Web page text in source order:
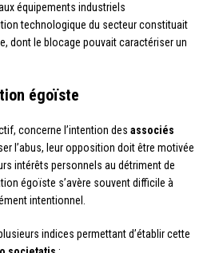
équipements industriels
technologique du secteur constituait
dont le blocage pouvait caractériser un
égoïste
concerne l’intention des associés
l’abus, leur opposition doit être motivée
intérêts personnels au détriment de
égoïste s’avère souvent difficile à
intentionnel.
indices permettant d’établir cette